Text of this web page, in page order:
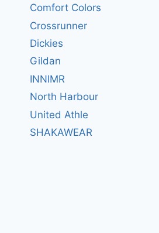
Comfort Colors
Crossrunner
Dickies
Gildan
INNIMR
North Harbour
United Athle
SHAKAWEAR